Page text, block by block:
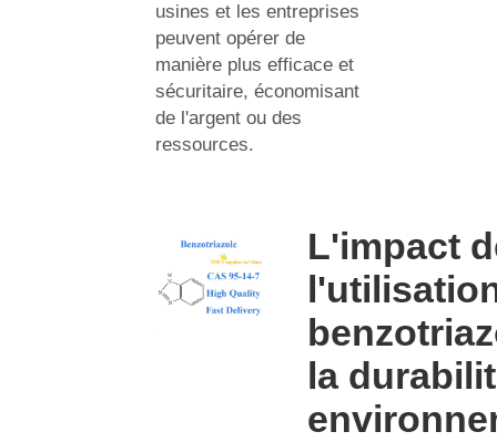
usines et les entreprises
peuvent opérer de
manière plus efficace et
sécuritaire, économisant
de l'argent ou des
ressources.
L'impact
la